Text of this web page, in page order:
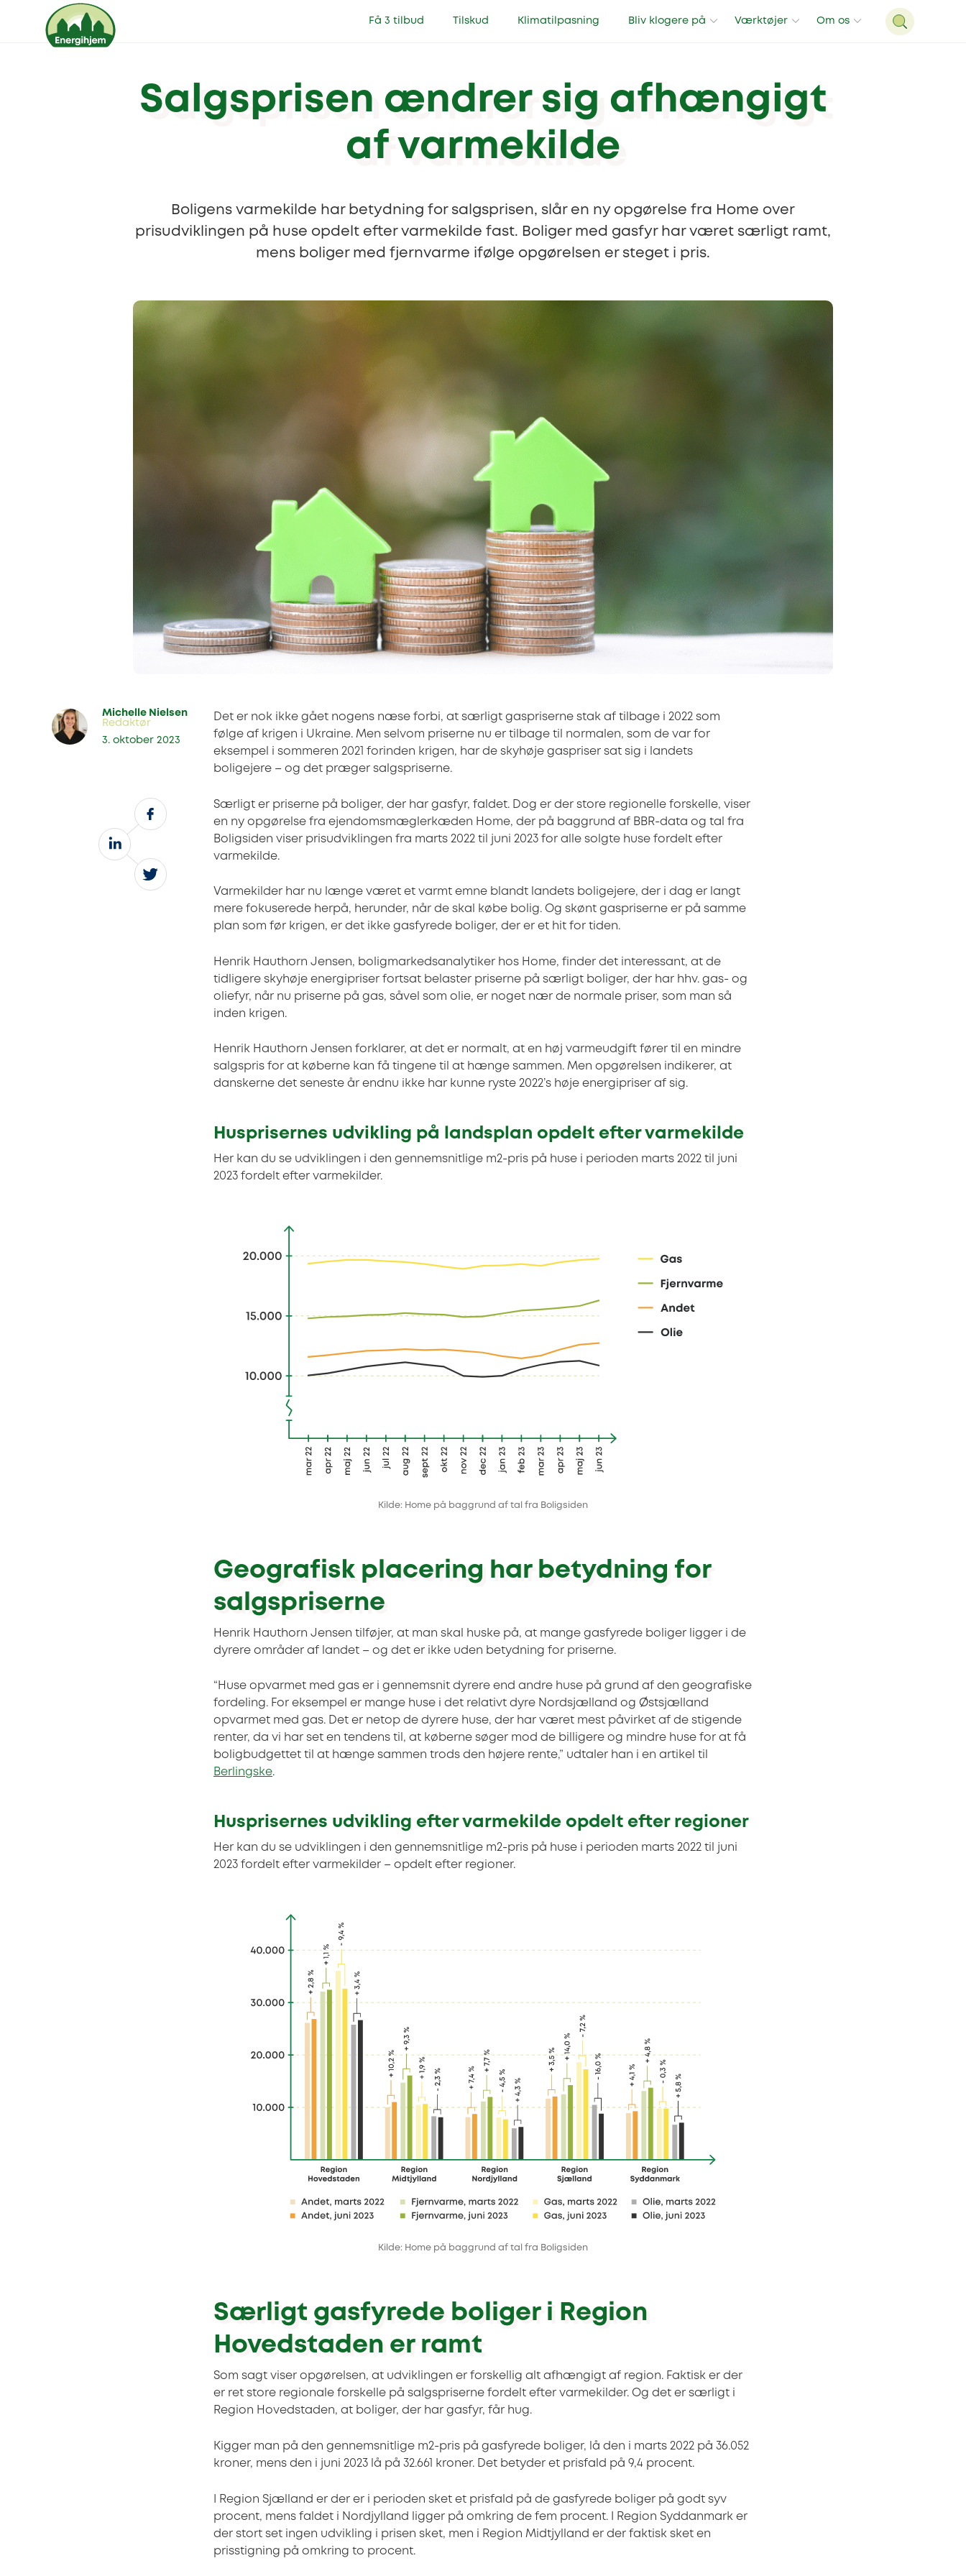
Få 3 tilbud Tilskud Klimatilpasning Bliv klogere på Værktøjer Om os
Salgsprisen ændrer sig afhængigt
af varmekilde
Boligens varmekilde har betydning for salgsprisen, slår en ny opgørelse fra Home over
prisudviklingen på huse opdelt efter varmekilde fast. Boliger med gasfyr har været særligt ramt,
mens boliger med fjernvarme ifølge opgørelsen er steget i pris.
Michelle Nielsen
Redaktør
3. oktober 2023
Det er nok ikke gået nogens næse forbi, at særligt gaspriserne stak af tilbage i 2022 som
følge af krigen i Ukraine. Men selvom priserne nu er tilbage til normalen, som de var for
eksempel i sommeren 2021 forinden krigen, har de skyhøje gaspriser sat sig i landets
boligejere – og det præger salgspriserne.
Særligt er priserne på boliger, der har gasfyr, faldet. Dog er der store regionelle forskelle, viser
en ny opgørelse fra ejendomsmæglerkæden Home, der på baggrund af BBR-data og tal fra
Boligsiden viser prisudviklingen fra marts 2022 til juni 2023 for alle solgte huse fordelt efter
varmekilde.
Varmekilder har nu længe været et varmt emne blandt landets boligejere, der i dag er langt
mere fokuserede herpå, herunder, når de skal købe bolig. Og skønt gaspriserne er på samme
plan som før krigen, er det ikke gasfyrede boliger, der er et hit for tiden.
Henrik Hauthorn Jensen, boligmarkedsanalytiker hos Home, finder det interessant, at de
tidligere skyhøje energipriser fortsat belaster priserne på særligt boliger, der har hhv. gas- og
oliefyr, når nu priserne på gas, såvel som olie, er noget nær de normale priser, som man så
inden krigen.
Henrik Hauthorn Jensen forklarer, at det er normalt, at en høj varmeudgift fører til en mindre
salgspris for at køberne kan få tingene til at hænge sammen. Men opgørelsen indikerer, at
danskerne det seneste år endnu ikke har kunne ryste 2022’s høje energipriser af sig.
Husprisernes udvikling på landsplan opdelt efter varmekilde
Her kan du se udviklingen i den gennemsnitlige m2-pris på huse i perioden marts 2022 til juni
2023 fordelt efter varmekilder.
Kilde: Home på baggrund af tal fra Boligsiden
Geografisk placering har betydning for
salgspriserne
Henrik Hauthorn Jensen tilføjer, at man skal huske på, at mange gasfyrede boliger ligger i de
dyrere områder af landet – og det er ikke uden betydning for priserne.
“Huse opvarmet med gas er i gennemsnit dyrere end andre huse på grund af den geografiske
fordeling. For eksempel er mange huse i det relativt dyre Nordsjælland og Østsjælland
opvarmet med gas. Det er netop de dyrere huse, der har været mest påvirket af de stigende
renter, da vi har set en tendens til, at køberne søger mod de billigere og mindre huse for at få
boligbudgettet til at hænge sammen trods den højere rente,” udtaler han i en artikel til
Berlingske.
Husprisernes udvikling efter varmekilde opdelt efter regioner
Her kan du se udviklingen i den gennemsnitlige m2-pris på huse i perioden marts 2022 til juni
2023 fordelt efter varmekilder – opdelt efter regioner.
Kilde: Home på baggrund af tal fra Boligsiden
Særligt gasfyrede boliger i Region
Hovedstaden er ramt
Som sagt viser opgørelsen, at udviklingen er forskellig alt afhængigt af region. Faktisk er der
er ret store regionale forskelle på salgspriserne fordelt efter varmekilder. Og det er særligt i
Region Hovedstaden, at boliger, der har gasfyr, får hug.
Kigger man på den gennemsnitlige m2-pris på gasfyrede boliger, lå den i marts 2022 på 36.052
kroner, mens den i juni 2023 lå på 32.661 kroner. Det betyder et prisfald på 9,4 procent.
I Region Sjælland er der er i perioden sket et prisfald på de gasfyrede boliger på godt syv
procent, mens faldet i Nordjylland ligger på omkring de fem procent. I Region Syddanmark er
der stort set ingen udvikling i prisen sket, men i Region Midtjylland er der faktisk sket en
prisstigning på omkring to procent.